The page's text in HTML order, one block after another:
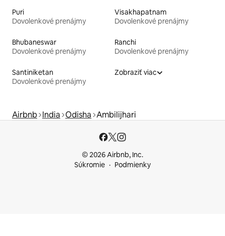
Puri
Dovolenkové prenájmy
Visakhapatnam
Dovolenkové prenájmy
Bhubaneswar
Dovolenkové prenájmy
Ranchi
Dovolenkové prenájmy
Santiniketan
Dovolenkové prenájmy
Zobraziť viac
Airbnb India Odisha Ambilijhari
© 2026 Airbnb, Inc.
Súkromie
Podmienky